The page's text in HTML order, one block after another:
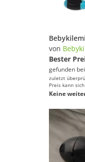
von
Bester
gefunden bei
zuletzt
Preis kann
Keine